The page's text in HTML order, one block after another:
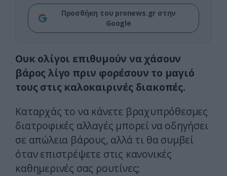
Προσθήκη του pronews.gr στην
Google
Ουκ ολίγοι επιθυμούν να χάσουν
βάρος λίγο πριν φορέσουν το μαγιό
τους στις καλοκαιρινές διακοπές.
Καταρχάς το να κάνετε βραχυπρόθεσμες
διατροφικές αλλαγές μπορεί να οδηγήσει
σε απώλεια βάρους, αλλά τι θα συμβεί
όταν επιστρέψετε στις κανονικές
καθημερινές σας ρουτίνες;